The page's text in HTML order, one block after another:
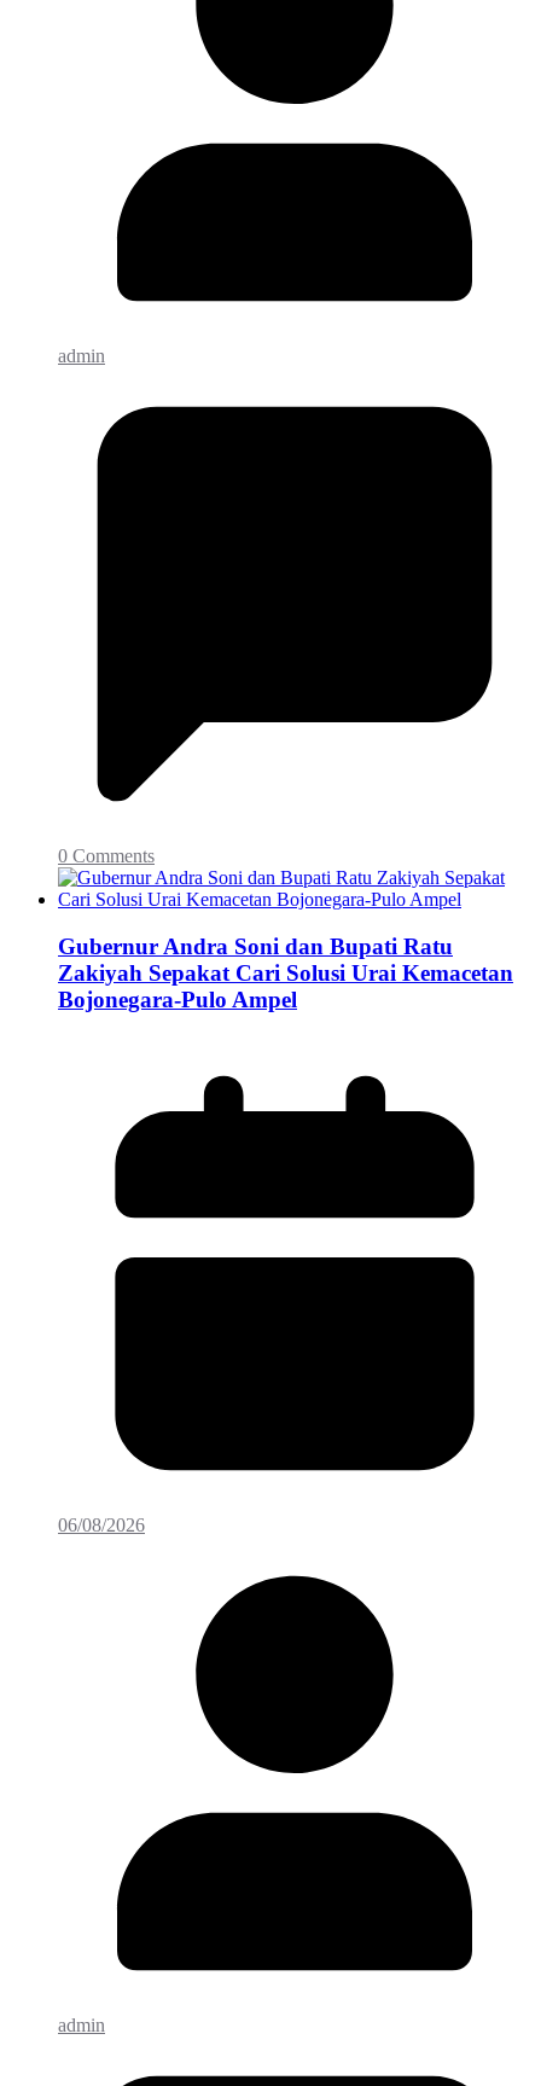
admin
0 Comments
Gubernur Andra Soni dan Bupati Ratu
Zakiyah Sepakat Cari Solusi Urai Kemacetan
Bojonegara-Pulo Ampel
06/08/2026
admin